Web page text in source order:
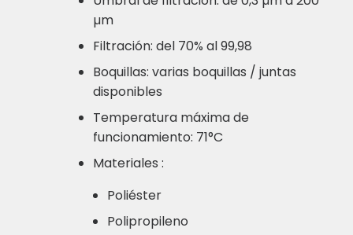
µm
Filtración: del 70% al 99,98
Boquillas: varias boquillas / juntas
disponibles
Temperatura máxima de
funcionamiento: 71°C
Materiales :
Poliéster
Polipropileno